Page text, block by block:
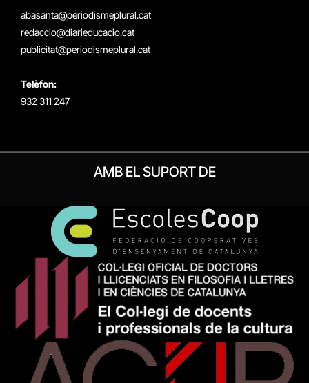
abasanta@periodismeplural.cat
redaccio@diarieducacio.cat
publicitat@periodismeplural.cat
Telèfon:
932 311 247
AMB EL SUPORT DE